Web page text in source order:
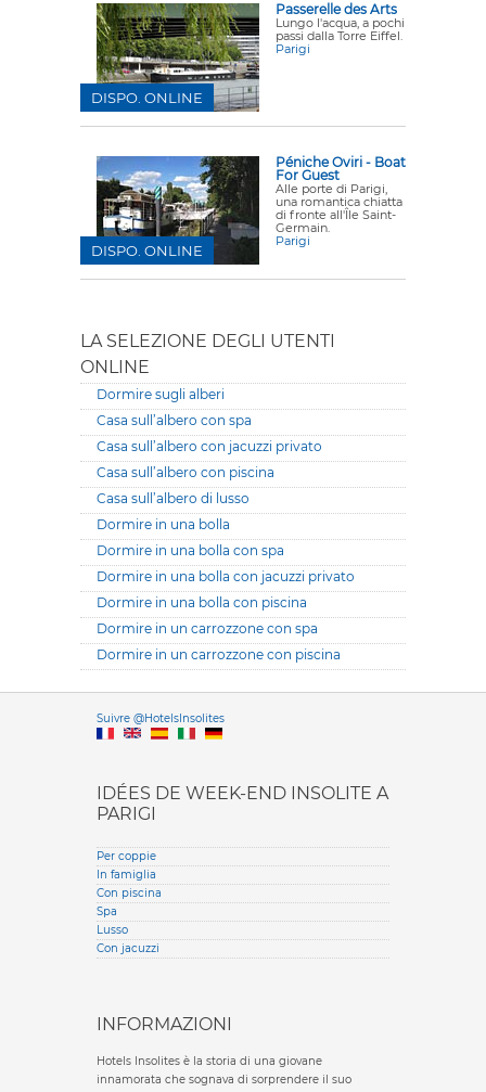
Passerelle des Arts
Lungo l'acqua, a pochi
passi dalla Torre Eiffel.
Parigi
DISPO. ONLINE
Péniche Oviri - Boat
For Guest
Alle porte di Parigi,
una romantica chiatta
di fronte all'Île Saint-
Germain.
Parigi
DISPO. ONLINE
LA SELEZIONE DEGLI UTENTI
ONLINE
Dormire sugli alberi
Casa sull’albero con spa
Casa sull’albero con jacuzzi privato
Casa sull’albero con piscina
Casa sull’albero di lusso
Dormire in una bolla
Dormire in una bolla con spa
Dormire in una bolla con jacuzzi privato
Dormire in una bolla con piscina
Dormire in un carrozzone con spa
Dormire in un carrozzone con piscina
Suivre @HotelsInsolitesVersione
IDÉES DE WEEK-END INSOLITE A
PARIGI
Per coppie
In famiglia
Con piscina
Spa
Lusso
Con jacuzzi
INFORMAZIONI
Hotels Insolites è la storia di una giovane
innamorata che sognava di sorprendere il suo